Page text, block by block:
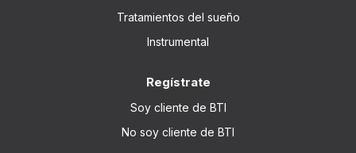
Tratamientos del sueño
Instrumental
Regístrate
Soy cliente de BTI
No soy cliente de BTI